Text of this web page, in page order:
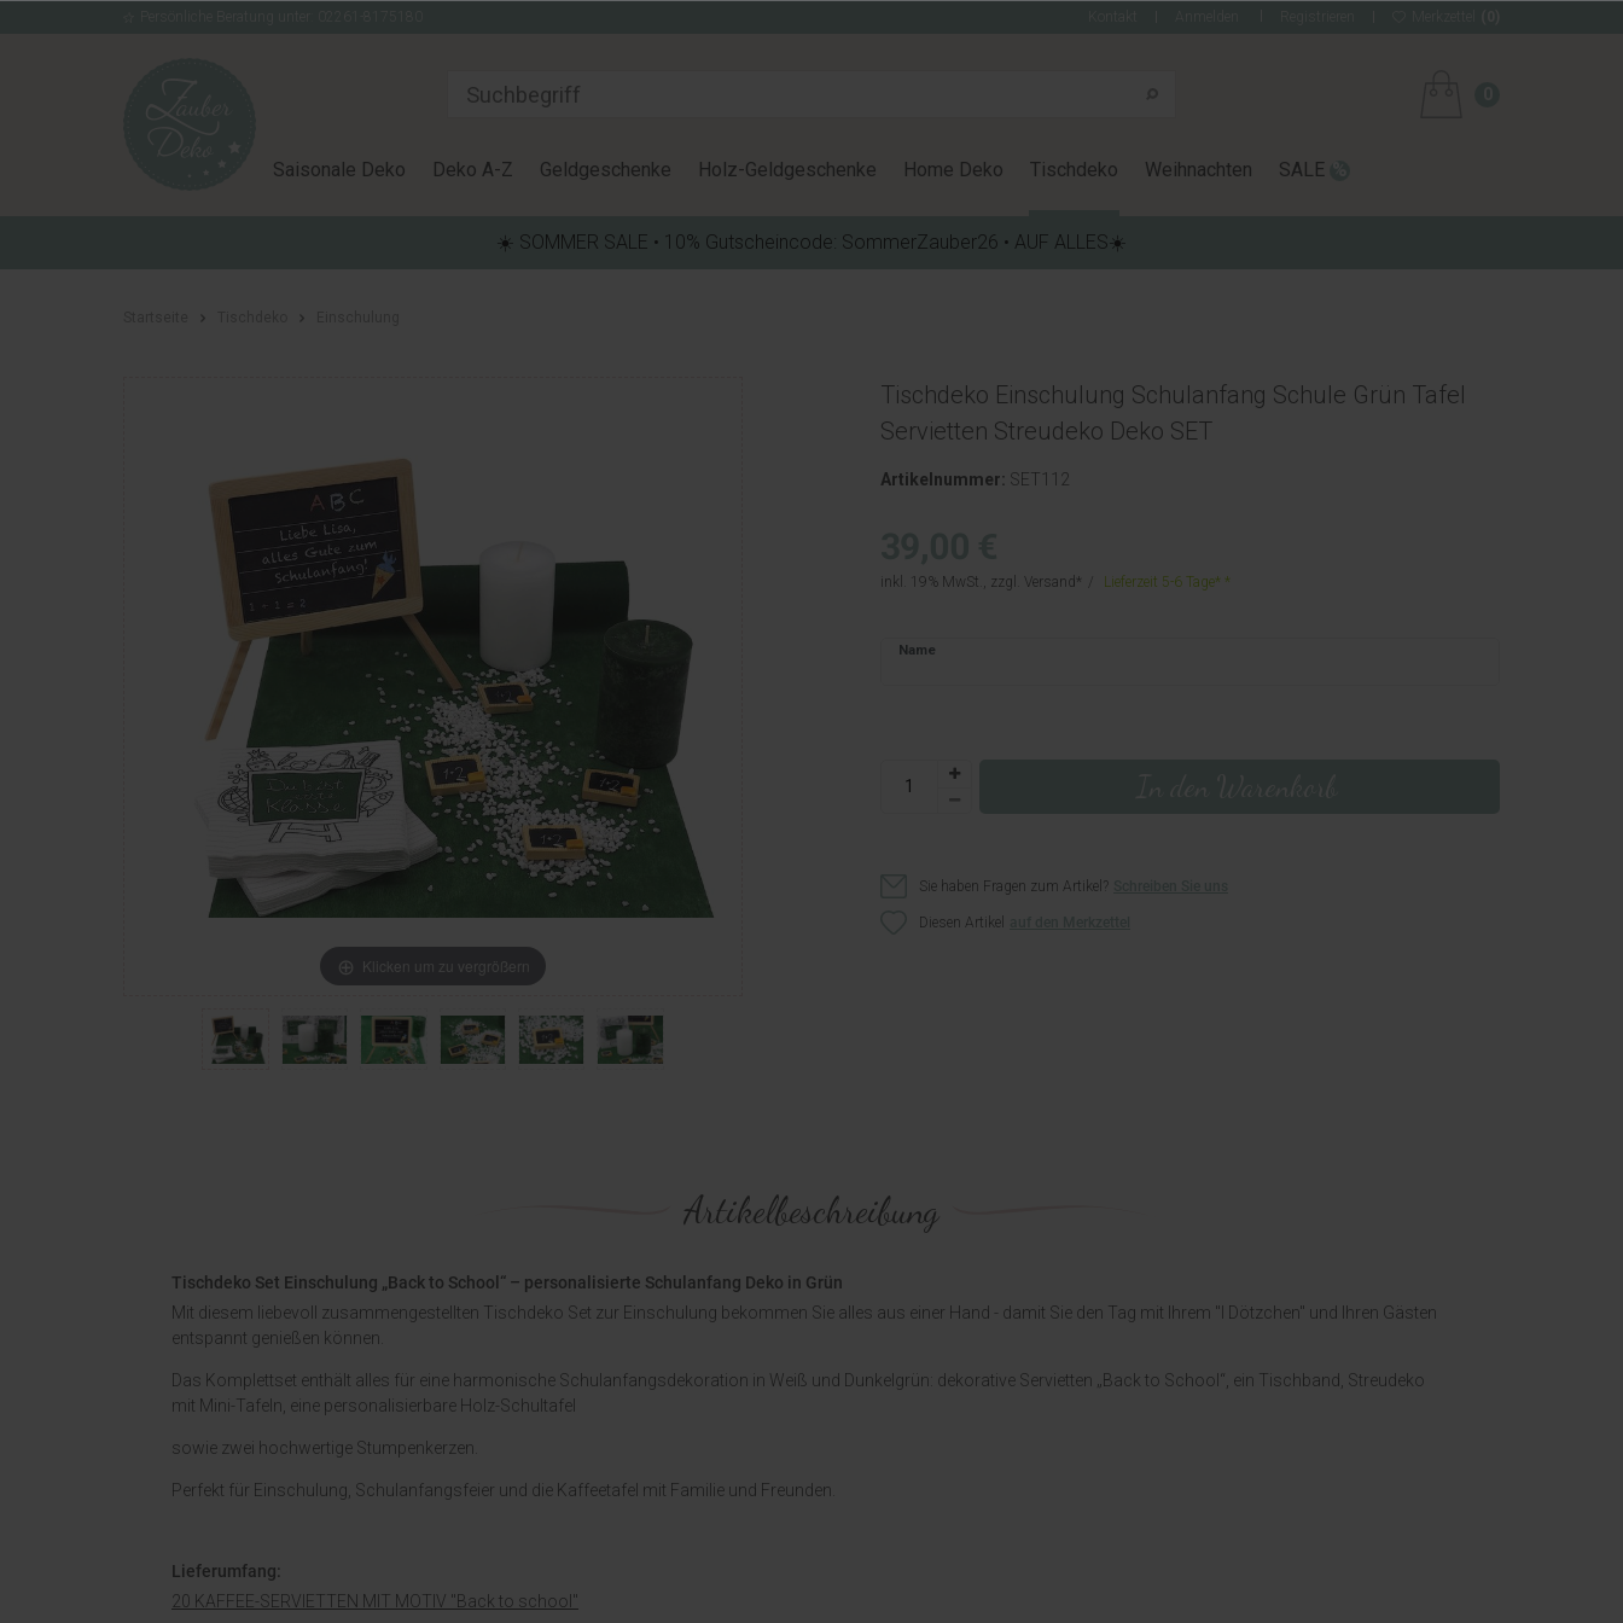
Saisonale Deko Deko A-Z Geldgeschenke Holz-Geldgeschenke Home Deko Tischdeko Weihnachten SALE
☀️ SOMMER SALE • 10% Gutscheincode: SommerZauber26 • AUF ALLES☀️
Klicken um zu vergrößern
Tischdeko Einschulung Schulanfang Schule Grün Tafel
Servietten Streudeko Deko SET
Artikelnummer: SET112
inkl. 19% MwSt., zzgl. Versand Lieferzeit 5-6 Tage*
Name
Sie haben Fragen zum Artikel?
Diesen Artikel
Artikelbeschreibung
Tischdeko Set Einschulung „Back to School“ – personalisierte Schulanfang Deko in Grün
Mit diesem liebevoll zusammengestellten Tischdeko Set zur Einschulung bekommen Sie alles aus einer Hand - damit Sie den Tag mit Ihrem "I Dötzchen" und Ihren Gästen
entspannt genießen können.
Das Komplettset enthält alles für eine harmonische Schulanfangsdekoration in Weiß und Dunkelgrün: dekorative Servietten „Back to School“, ein Tischband, Streudeko
mit Mini-Tafeln, eine personalisierbare Holz-Schultafel
sowie zwei hochwertige Stumpenkerzen.
Perfekt für Einschulung, Schulanfangsfeier und die Kaffeetafel mit Familie und Freunden.
Lieferumfang:
20 KAFFEE-SERVIETTEN MIT MOTIV "Back to school"